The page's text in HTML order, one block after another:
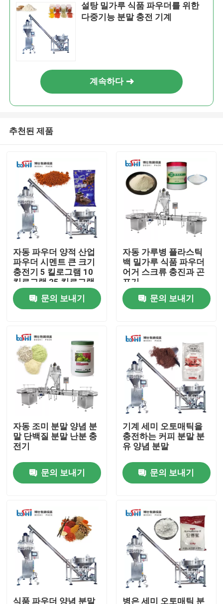
제품
회사 소개
공장 견학
품질 관리
문의하기
분말 포장기
수직 곤포기
과립 포장기
설탕 밀가루 식품 파우더를 위한
다중기능 분말 충전 기계
계속하다
추천된 제품
자동 파우더 양적 산업
파우더 시멘트 큰 크기
충전기 5 킬로그램 10
킬로그램 25 킬로그램
문의 보내기
자동 가루병 플라스틱
백 밀가루 식품 파우더
어거 스크류 충진과 곤
포기
문의 보내기
자동 조미 분말 양념 분
말 단백질 분말 난분 충
전기
문의 보내기
기계 세미 오토매틱을
충전하는 커피 분말 분
유 양념 분말
문의 보내기
식품 파우더 양념 분말 병은 세미 오토매틱 분